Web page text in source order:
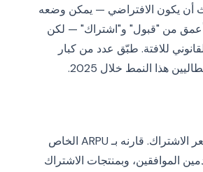
أن يكون الافتراضي — يمكن وضعه
أعمق من "قبول" و"اشتراك" — لكن
للافتة. طبّق عدد من كبار
هذا النمط خلال 2025.
وثّق كيف تم تحديد سعر الاشتراك. قارنه بـ ARPU الخاص
الموافقين، وبمنتجات الاشتراك